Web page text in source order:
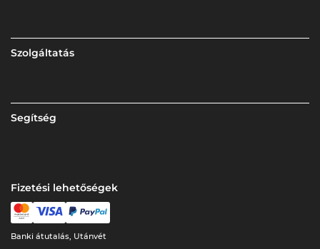
Szolgáltatás
Segítség
Fizetési lehetőségek
Banki átutalás, Utánvét